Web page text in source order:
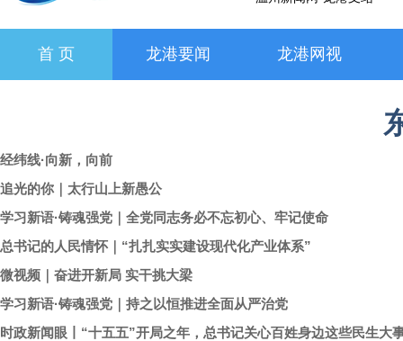
首 页 龙港要闻 龙港网视
经纬线·向新，向前
追光的你｜太行山上新愚公
学习新语·铸魂强党｜全党同志务必不忘初心、牢记使命
总书记的人民情怀｜“扎扎实实建设现代化产业体系”
微视频｜奋进开新局 实干挑大梁
学习新语·铸魂强党｜持之以恒推进全面从严治党
时政新闻眼丨“十五五”开局之年，总书记关心百姓身边这些民生大